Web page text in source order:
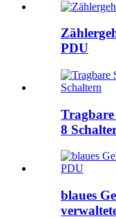
PDU
8
blaues